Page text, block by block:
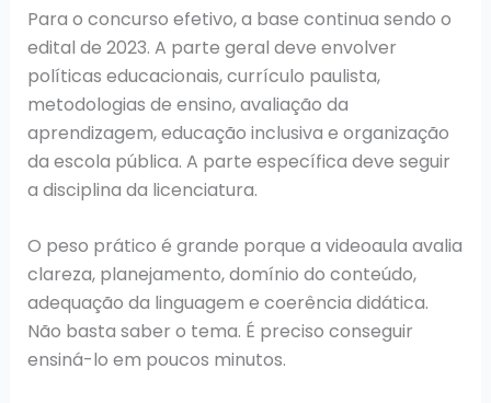
Para o concurso efetivo, a base continua sendo o
edital de 2023. A parte geral deve envolver
políticas educacionais, currículo paulista,
metodologias de ensino, avaliação da
aprendizagem, educação inclusiva e organização
da escola pública. A parte específica deve seguir
a disciplina da licenciatura.
O peso prático é grande porque a videoaula avalia
clareza, planejamento, domínio do conteúdo,
adequação da linguagem e coerência didática.
Não basta saber o tema. É preciso conseguir
ensiná-lo em poucos minutos.